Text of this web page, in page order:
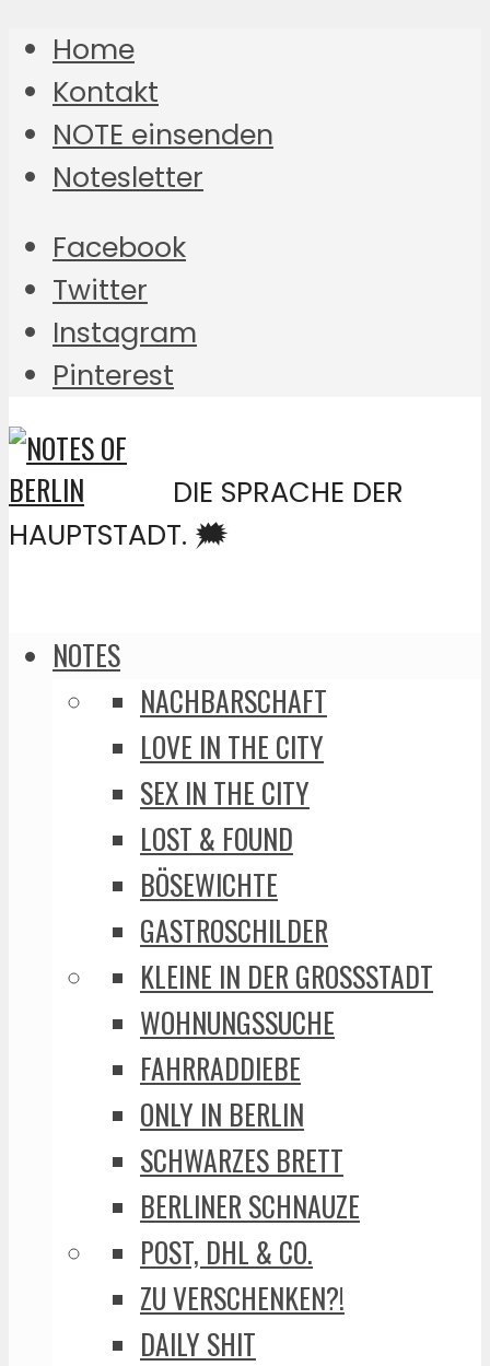
Home
Kontakt
NOTE einsenden
Notesletter
Facebook
Twitter
Instagram
Pinterest
DIE SPRACHE DER
HAUPTSTADT. 🗯️
NOTES
NACHBARSCHAFT
LOVE IN THE CITY
SEX IN THE CITY
LOST & FOUND
BÖSEWICHTE
GASTROSCHILDER
KLEINE IN DER GROSSSTADT
WOHNUNGSSUCHE
FAHRRADDIEBE
ONLY IN BERLIN
SCHWARZES BRETT
BERLINER SCHNAUZE
POST, DHL & CO.
ZU VERSCHENKEN?!
DAILY SHIT